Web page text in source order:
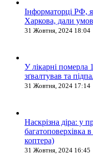
Інформаторці РФ,
Харкова, дали
31 Жовтня, 2024 18:04
У лікарні померла
зґвалтував та
31 Жовтня, 2024 17:14
Наскрізна діра: у
багатоповерхівка
коптера)
31 Жовтня, 2024 16:45